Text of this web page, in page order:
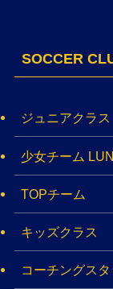
SOCCER
ジュニアクラス
少女チーム
TOPチーム
キッズクラス
コーチングスタ